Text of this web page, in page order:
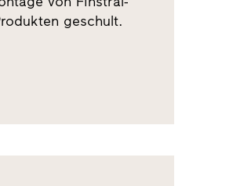
geschult.